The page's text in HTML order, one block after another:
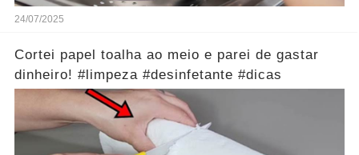
24/07/2025
Cortei papel toalha ao meio e parei de gastar
dinheiro! #limpeza #desinfetante #dicas